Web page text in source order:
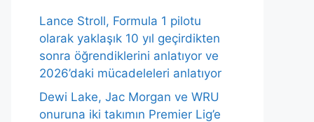
Lance Stroll, Formula 1 pilotu
olarak yaklaşık 10 yıl geçirdikten
sonra öğrendiklerini anlatıyor ve
2026’daki mücadeleleri anlatıyor
Dewi Lake, Jac Morgan ve WRU
onuruna iki takımın Premier Lig’e